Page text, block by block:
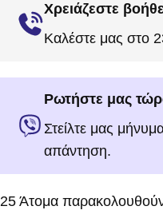
Χρειάζεστε
Καλέστε μας στο
Ρωτήστε μας
Στείλτε μας
απάντηση.
25 Άτομα